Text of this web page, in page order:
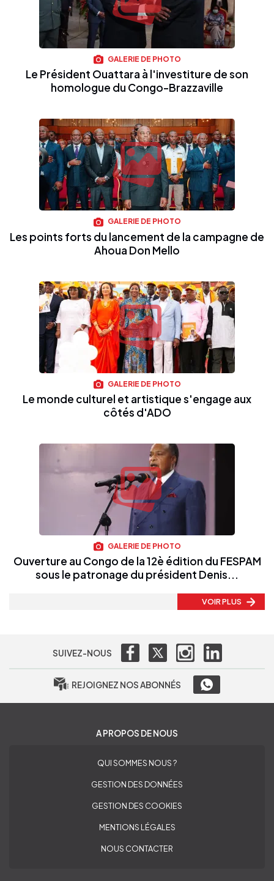
GALERIE DE PHOTO
Le Président Ouattara à l'investiture de son
homologue du Congo-Brazzaville
GALERIE DE PHOTO
Les points forts du lancement de la campagne de
Ahoua Don Mello
GALERIE DE PHOTO
Le monde culturel et artistique s'engage aux
côtés d'ADO
GALERIE DE PHOTO
Ouverture au Congo de la 12è édition du FESPAM
sous le patronage du président Denis...
VOIR PLUS
SUIVEZ-NOUS
REJOIGNEZ NOS ABONNÉS
A PROPOS DE NOUS
QUI SOMMES NOUS ?
GESTION DES DONNÉES
GESTION DES COOKIES
MENTIONS LÉGALES
NOUS CONTACTER